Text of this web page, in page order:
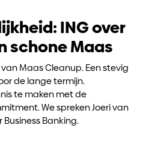
ING over
schone Maas
Maas Cleanup. Een stevig
de lange termijn.
te maken met de
We spreken Joeri van
Banking.